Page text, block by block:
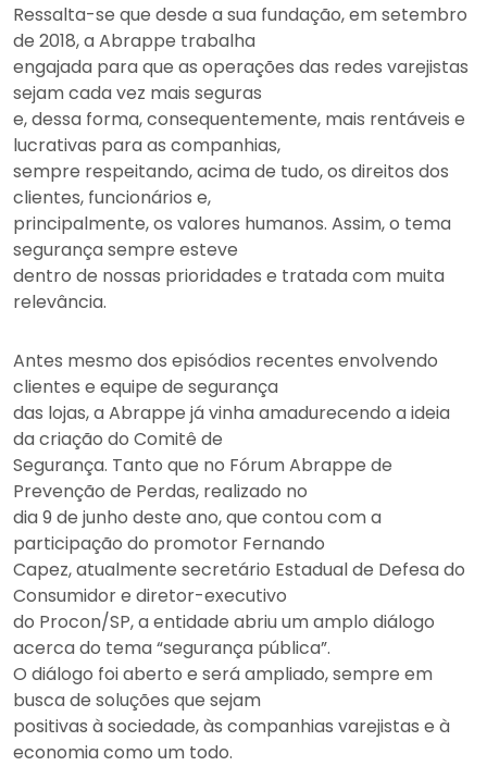
Ressalta-se que desde a sua fundação, em setembro
de 2018, a Abrappe trabalha
engajada para que as operações das redes varejistas
sejam cada vez mais seguras
e, dessa forma, consequentemente, mais rentáveis e
lucrativas para as companhias,
sempre respeitando, acima de tudo, os direitos dos
clientes, funcionários e,
principalmente, os valores humanos. Assim, o tema
segurança sempre esteve
dentro de nossas prioridades e tratada com muita
relevância.
Antes mesmo dos episódios recentes envolvendo
clientes e equipe de segurança
das lojas, a Abrappe já vinha amadurecendo a ideia
da criação do Comitê de
Segurança. Tanto que no Fórum Abrappe de
Prevenção de Perdas, realizado no
dia 9 de junho deste ano, que contou com a
participação do promotor Fernando
Capez, atualmente secretário Estadual de Defesa do
Consumidor e diretor-executivo
do Procon/SP, a entidade abriu um amplo diálogo
acerca do tema “segurança pública”.
O diálogo foi aberto e será ampliado, sempre em
busca de soluções que sejam
positivas à sociedade, às companhias varejistas e à
economia como um todo.